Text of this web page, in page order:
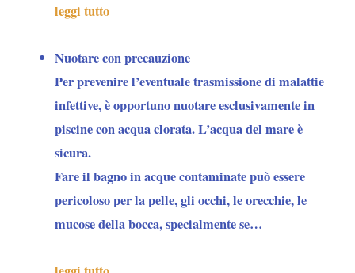
leggi tutto
Nuotare con precauzione
Perprevenire l’eventuale trasmissione di malattie
infettive, è opportuno nuotare esclusivamente in
piscine con acqua clorata. L’acqua del mare è
sicura.
Fare il bagno in acque contaminate può essere
pericoloso per la pelle, gli occhi, le orecchie, le
mucose della bocca, specialmente se…